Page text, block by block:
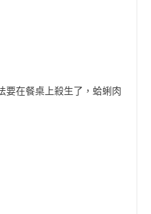
要在餐桌上殺生了，蛤蜊肉